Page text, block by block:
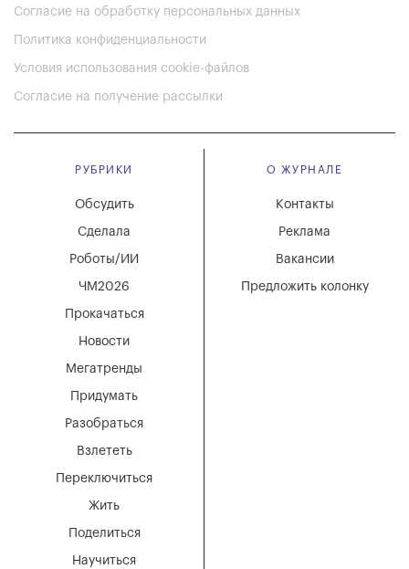
Согласие на обработку персональных данных
Политика конфиденциальности
Условия использования cookie-файлов
Согласие на получение рассылки
РУБРИКИ
Мегатренды
Придумать
Разобраться
Взлететь
Новости
Переключиться
Жить
Поделиться
Научиться
Обсудить
Сделала
Роботы/ИИ
ЧМ2026
Прокачаться
О ЖУРНАЛЕ
Вакансии
Реклама
Контакты
Предложить колонку